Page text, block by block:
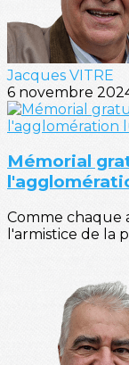
Jacques VITRE
6 novembre
Mémorial
Comme chaque
l'armistice de la